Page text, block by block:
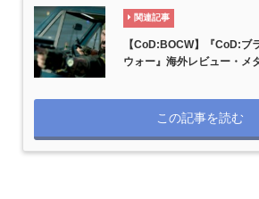
関連記事
【CoD:BOCW】『CoD:ブ
ウォー』海外レビュー・メ
この記事を読む